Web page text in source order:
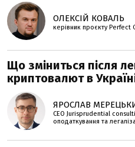
ОЛЕКСІЙ КОВАЛЬ
керівник проєкту Perfеct
Що зміниться після
криптовалют в
ЯРОСЛАВ
CEO Jurisprudential
оподаткування та